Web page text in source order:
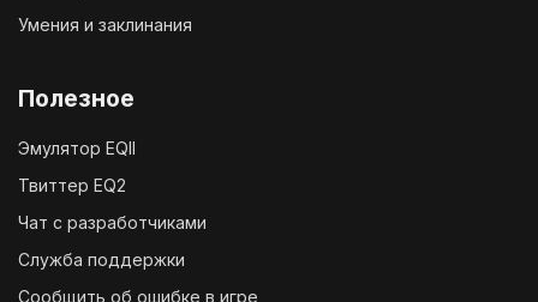
Умения и заклинания
Полезное
Эмулятор EQII
Твиттер EQ2
Чат с разработчиками
Служба поддержки
Сообщить об ошибке в игре